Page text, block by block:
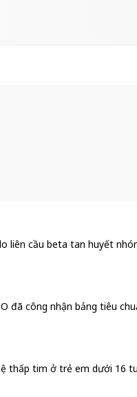
liên cầu beta tan huyết
đã công nhận bảng tiêu
thấp tim ở trẻ em dưới 16